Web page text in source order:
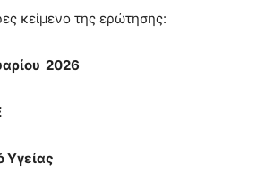
κείμενο της ερώτησης:
2026
Υγείας